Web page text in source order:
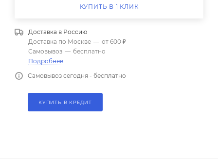
КУПИТЬ В 1 КЛИК
Доставка в Россию
Доставка по Москве — от 600 ₽
Самовывоз — бесплатно
Подробнее
Самовывоз сегодня - бесплатно
КУПИТЬ В КРЕДИТ